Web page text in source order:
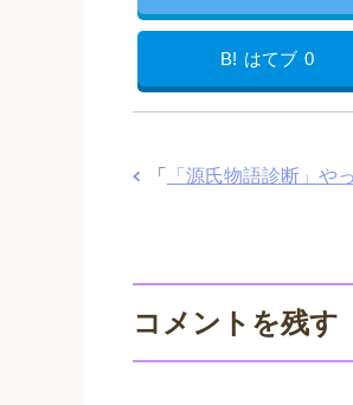
B! はてブ 0
「 「源氏物語診断」や
コメントを残す